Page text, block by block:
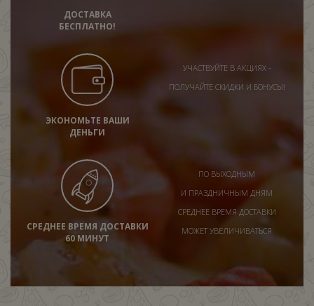
ДОСТАВКА
БЕСПЛАТНО!
ЭКОНОМЬТЕ ВАШИ
ДЕНЬГИ
УЧАСТВУЙТЕ В АКЦИЯХ -
ПОЛУЧАЙТЕ СКИДКИ И БОНУСЫ!
СРЕДНЕЕ ВРЕМЯ ДОСТАВКИ
60 МИНУТ
ПО ВЫХОДНЫМ
И ПРАЗДНИЧНЫМ ДНЯМ
СРЕДНЕЕ ВРЕМЯ ДОСТАВКИ
МОЖЕТ УВЕЛИЧИВАТЬСЯ